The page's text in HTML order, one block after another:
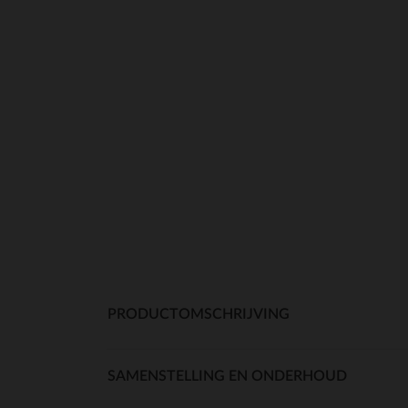
PRODUCTOMSCHRIJVING
SAMENSTELLING EN ONDERHOUD